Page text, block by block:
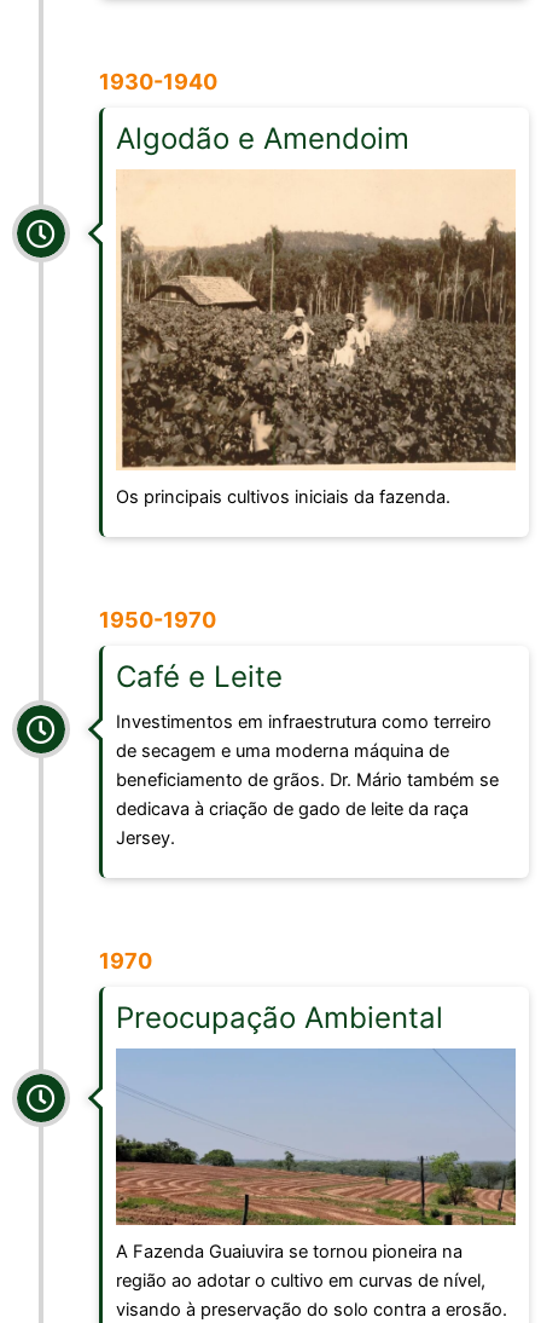
1930-1940
Algodão e Amendoim
Os principais cultivos iniciais da fazenda.
1950-1970
Café e Leite
Investimentos em infraestrutura como terreiro
de secagem e uma moderna máquina de
beneficiamento de grãos. Dr. Mário também se
dedicava à criação de gado de leite da raça
Jersey.
1970
Preocupação Ambiental
A Fazenda Guaiuvira se tornou pioneira na
região ao adotar o cultivo em curvas de nível,
visando à preservação do solo contra a erosão.